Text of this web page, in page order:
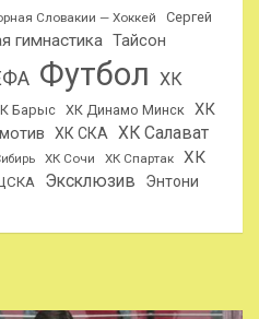
Словакии — Хоккей
Сергей
гимнастика Тайсон
Футбол ХК
Барыс ХК Динамо Минск ХК
ХК СКА
ХК Салават
ХК Сочи ХК Спартак
ХК
Эксклюзив
Энтони